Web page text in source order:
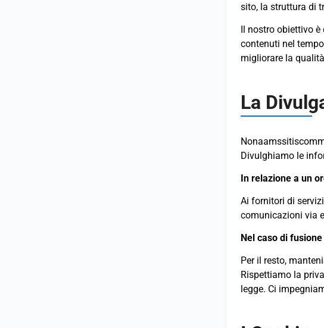
sito, la struttura di
Il nostro obiettivo
contenuti nel
migliorare la
La
Divulghiamo le
In relazione a un
Ai fornitori di
comunicazioni via
Nel caso di
Per il resto,
Rispettiamo la
legge. Ci